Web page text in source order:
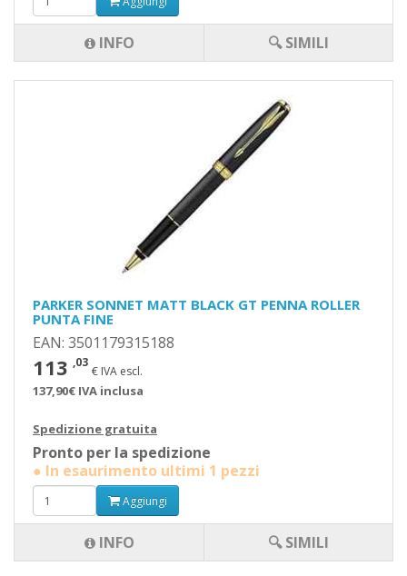
INFO 🔍 SIMILI
PARKER SONNET MATT BLACK GT PENNA ROLLER
PUNTA FINE
EAN: 3501179315188
113 ,03
€ IVA escl.
137,90€ IVA inclusa
Spedizione gratuita
Pronto per la spedizione
● In esaurimento ultimi 1 pezzi
Aggiungi
INFO 🔍 SIMILI